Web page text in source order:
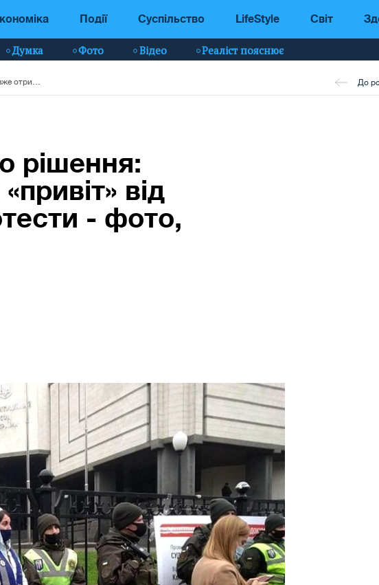
Події Суспільство LifeStyle Світ
Думка Фото Відео Реаліст пояснює
До
рішення:
від
- фото,